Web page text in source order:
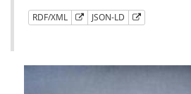
RDF/XML JSON-LD